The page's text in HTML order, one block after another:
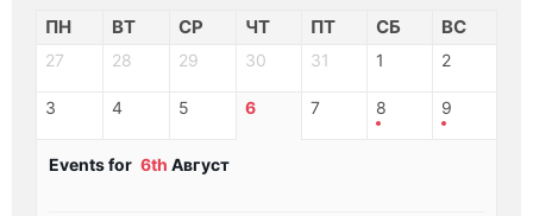
ПН ВТ СР ЧТ ПТ СБ ВС
27 28 29 30 31 1 2
3 4 5 6 7 8 9
Events for 6th Август